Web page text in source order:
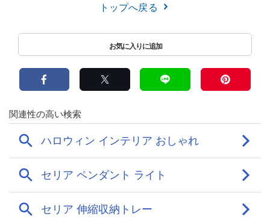
トップへ戻る